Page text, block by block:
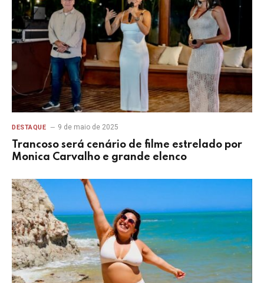
DESTAQUE 9 de maio de 2025
Trancoso será cenário de filme estrelado por
Monica Carvalho e grande elenco